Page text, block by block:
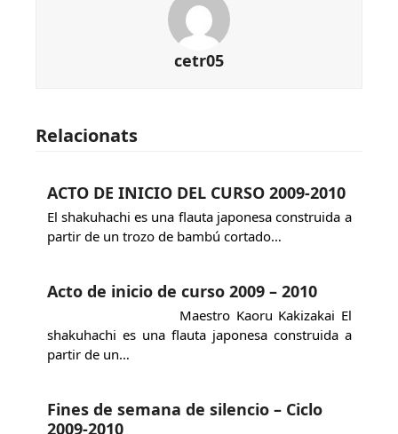
cetr05
Relacionats
ACTO DE INICIO DEL CURSO 2009-2010
El shakuhachi es una flauta japonesa construida a
partir de un trozo de bambú cortado…
Acto de inicio de curso 2009 – 2010
Maestro Kaoru Kakizakai El
shakuhachi es una flauta japonesa construida a
partir de un…
Fines de semana de silencio – Ciclo
2009-2010